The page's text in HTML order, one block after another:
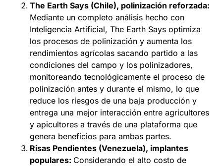
The Earth Says (Chile), polinización reforzada:
Mediante un completo análisis hecho con
Inteligencia Artificial, The Earth Says optimiza
los procesos de polinización y aumenta los
rendimientos agrícolas sacando partido a las
condiciones del campo y los polinizadores,
monitoreando tecnológicamente el proceso de
polinización antes y durante el mismo, lo que
reduce los riesgos de una baja producción y
entrega una mejor interacción entre agricultores
y apicultores a través de una plataforma que
genera beneficios para ambas partes.
Risas Pendientes (Venezuela), implantes
populares: Considerando el alto costo de